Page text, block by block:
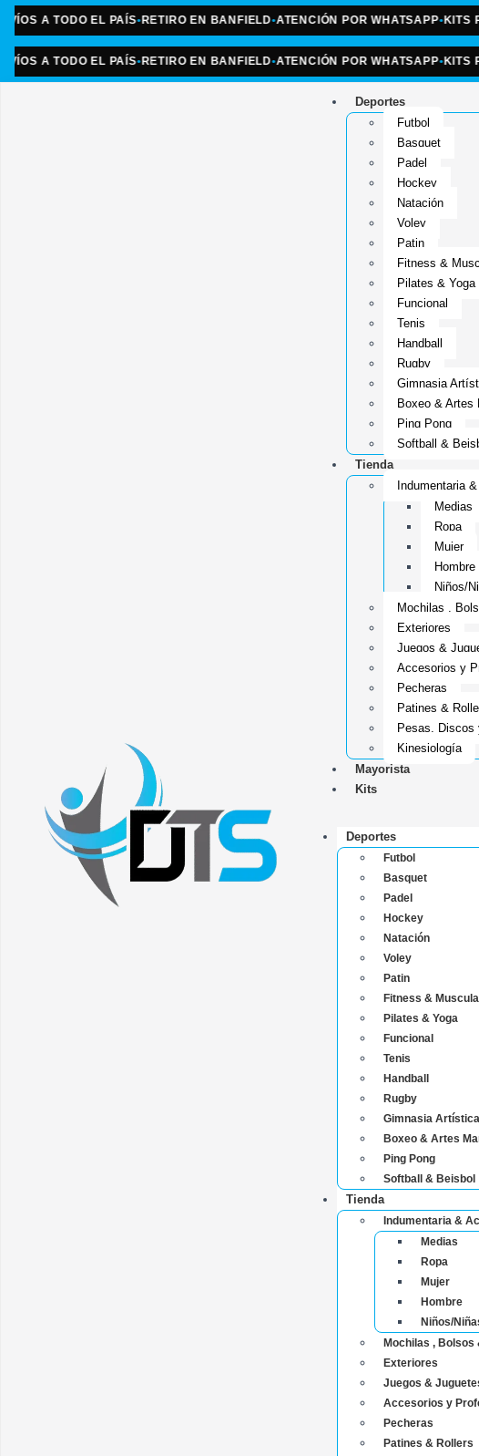
A TODO EL PAÍS• RETIRO EN BANFIELD •ATENCIÓN POR WHATSAPP•KITS PARA
A TODO EL PAÍS• RETIRO EN BANFIELD •ATENCIÓN POR WHATSAPP•KITS PARA
Deportes
Futbol
Basquet
Padel
Hockey
Natación
Voley
Patin
Fitness &
Pilates & Yoga
Funcional
Tenis
Handball
Rugby
Gimnasia
Boxeo & Artes
Ping Pong
Softball &
Tienda
Indumentaria
Medias
Ropa
Mujer
Hombre
Niños/
Mochilas ,
Exteriores
Juegos &
Accesorios y
Pecheras
Patines &
Pesas, Discos
Kinesiología
Mayorista
Kits
Deportes
Futbol
Basquet
Padel
Hockey
Natación
Voley
Patin
Fitness &
Pilates & Yoga
Funcional
Tenis
Handball
Rugby
Gimnasia Artística
Boxeo & Artes
Ping Pong
Softball & Beisbol
Tienda
Indumentaria &
Medias
Ropa
Mujer
Hombre
Niños/
Mochilas , Bolsos
Exteriores
Juegos &
Accesorios y
Pecheras
Patines & Rollers